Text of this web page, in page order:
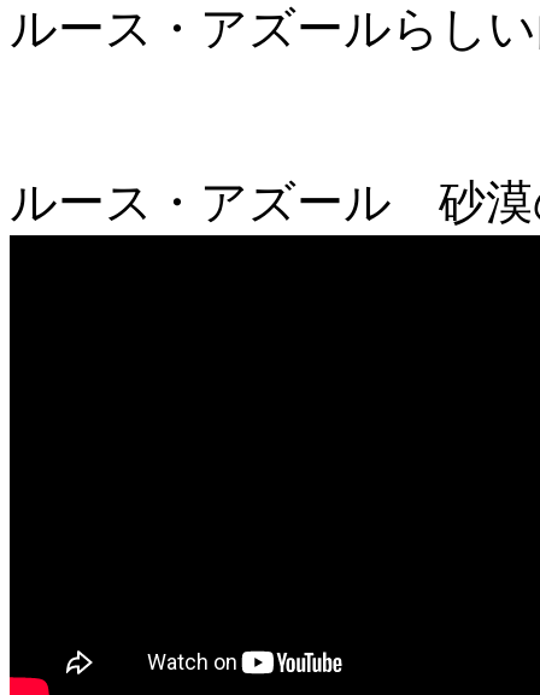
ルース・アズールら
ルース・アズール 砂